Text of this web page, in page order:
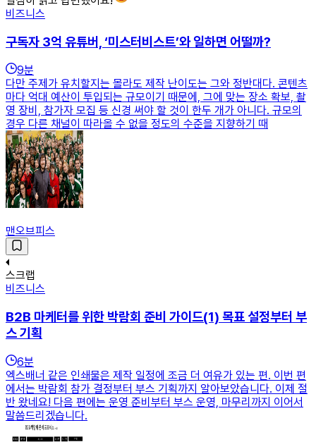
비즈니스
구독자 3억 유튜버, ‘미스터비스트’와 일하면 어떨까?
9분
다만 주제가 유치할지는 몰라도 제작 난이도는 그와 정반대다. 콘텐츠
마다 억대 예산이 투입되는 규모이기 때문에, 그에 맞는 장소 확보, 촬
영 장비, 참가자 모집 등 신경 써야 할 것이 한두 개가 아니다. 규모의
경우 다른 채널이 따라올 수 없을 정도의 수준을 지향하기 때
맨오브피스
스크랩
비즈니스
B2B 마케터를 위한 박람회 준비 가이드(1) 목표 설정부터 부
스 기획
6분
엑스배너 같은 인쇄물은 제작 일정에 조금 더 여유가 있는 편. 이번 편
에서는 박람회 참가 결정부터 부스 기획까지 알아보았습니다. 이제 절
반 왔네요! 다음 편에는 운영 준비부터 부스 운영, 마무리까지 이어서
말씀드리겠습니다.